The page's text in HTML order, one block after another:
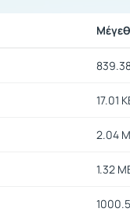
17.01
2.04
1.32